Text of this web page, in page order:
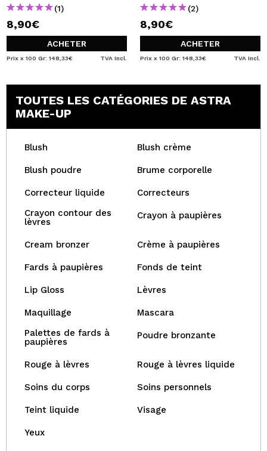
(1)
8,90€
ACHETER
Prix x 100 Gr: 148,33€ TVA Incl.
(2)
8,90€
ACHETER
Prix x 100 Gr: 148,33€ TVA Incl.
TOUTES LES CATÉGORIES DE ASTRA
MAKE-UP
Blush Blush crème
Blush poudre Brume corporelle
Correcteur liquide
Correcteurs
Crayon contour des
lèvres
Crayon à paupières
Cream bronzer Crème à paupières
Fards à paupières Fonds de teint
Lip Gloss Lèvres
Maquillage
Mascara
Palettes de fards à
paupières
Poudre bronzante
Rouge à lèvres Rouge à lèvres liquide
Soins du corps Soins personnels
Teint liquide Visage
Yeux